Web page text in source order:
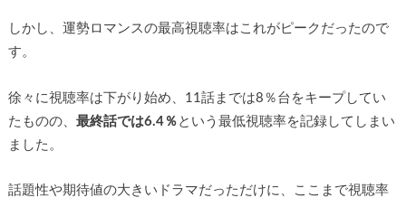
しかし、運勢ロマンスの最高視聴率はこれがピークだったので
す。
徐々に視聴率は下がり始め、11話までは8％台をキープしてい
たものの、 最終話では6.4％ という最低視聴率を記録してしまい
ました。
話題性や期待値の大きいドラマだっただけに、ここまで視聴率